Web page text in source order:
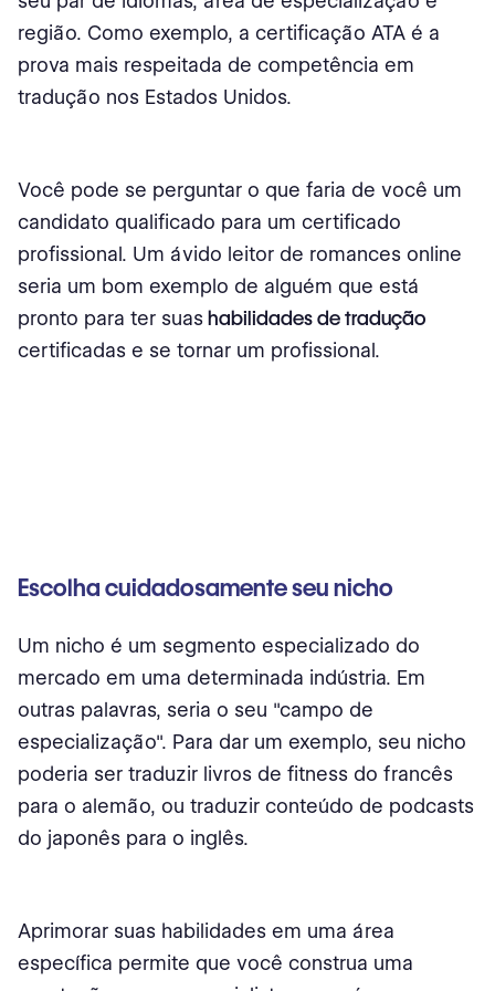
região. Como exemplo, a certificação ATA é a
prova mais respeitada de competência em
tradução nos Estados Unidos.
Você pode se perguntar o que faria de você um
candidato qualificado para um certificado
profissional. Um ávido leitor de romances online
seria um bom exemplo de alguém que está
pronto para ter suas habilidades de tradução
certificadas e se tornar um profissional.
Escolha cuidadosamente seu nicho
Um nicho é um segmento especializado do
mercado em uma determinada indústria. Em
outras palavras, seria o seu "campo de
especialização". Para dar um exemplo, seu nicho
poderia ser traduzir livros de fitness do francês
para o alemão, ou traduzir conteúdo de podcasts
do japonês para o inglês.
Aprimorar suas habilidades em uma área
específica permite que você construa uma